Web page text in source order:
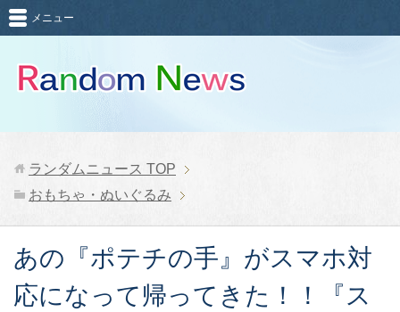
メニュー
ランダムニュース TOP
おもちゃ・ぬいぐるみ
あの『ポテチの手』がスマホ対
応になって帰ってきた！！『ス